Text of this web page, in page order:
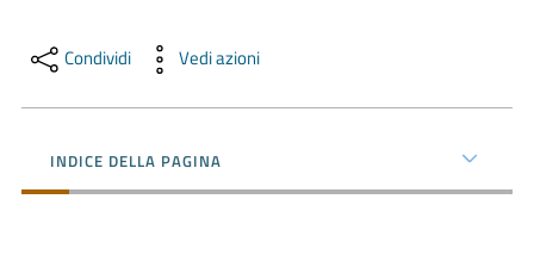
Tutelare
Consumatore
Condividi Vedi azioni
INDICE DELLA PAGINA